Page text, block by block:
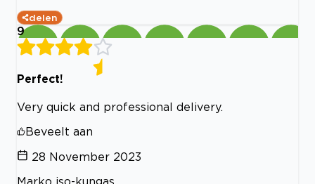
delen
9
Perfect!
Very quick and professional delivery.
Beveelt aan
28 November 2023
Marko iso-kungas